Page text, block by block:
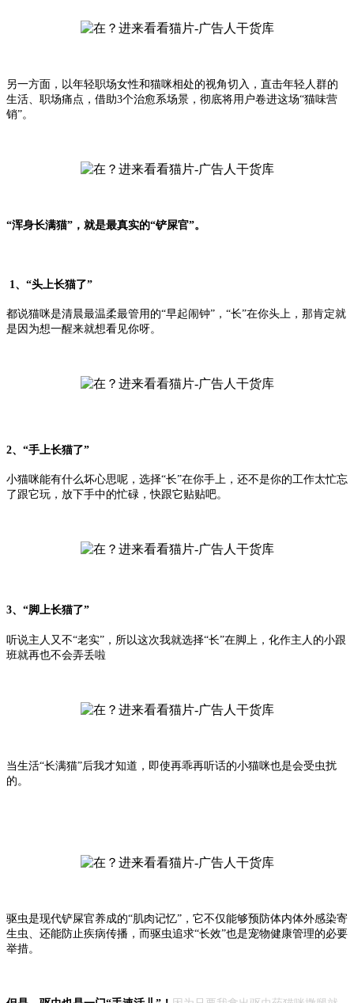
另一方面，以年轻职场女性和猫咪相处的视角切入，直击年轻人群的
生活、职场痛点，借助3个治愈系场景，彻底将用户卷进这场“猫味营
销”。
“浑身长满猫”，就是最真实的“铲屎官”。
1、“头上长猫了”
都说猫咪是清晨最温柔最管用的“早起闹钟”，“长”在你头上，那肯定就
是因为想一醒来就想看见你呀。
2、“手上长猫了”
小猫咪能有什么坏心思呢，选择“长”在你手上，还不是你的工作太忙忘
了跟它玩，放下手中的忙碌，快跟它贴贴吧。
3、“脚上长猫了”
听说主人又不“老实”，所以这次我就选择“长”在脚上，化作主人的小跟
班就再也不会弄丢啦
当生活“长满猫”后我才知道，即使再乖再听话的小猫咪也是会受虫扰
的。
驱虫是现代铲屎官养成的“肌肉记忆”，它不仅能够预防体内体外感染寄
生虫、还能防止疾病传播，而驱虫追求“长效”也是宠物健康管理的必要
举措。